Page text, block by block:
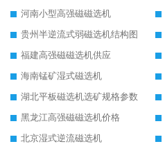
河南小型高强磁磁选机
贵州半逆流式弱磁选机结构图
福建高强磁磁选机供应
海南锰矿湿式磁选机
湖北平板磁选机选矿规格参数
黑龙江高强磁磁选机价格
北京湿式逆流磁选机